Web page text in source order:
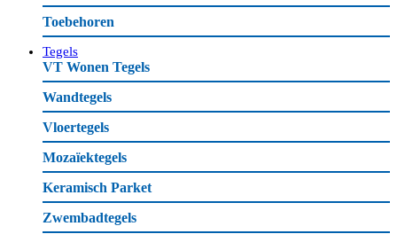
Toebehoren
Tegels
VT Wonen Tegels
Wandtegels
Vloertegels
Mozaïektegels
Keramisch Parket
Zwembadtegels